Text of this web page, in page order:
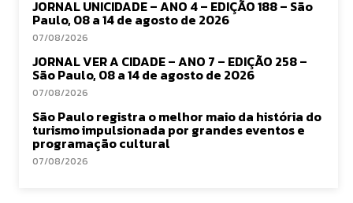
JORNAL UNICIDADE – ANO 4 – EDIÇÃO 188 – São
Paulo, 08 a 14 de agosto de 2026
07/08/2026
JORNAL VER A CIDADE – ANO 7 – EDIÇÃO 258 –
São Paulo, 08 a 14 de agosto de 2026
07/08/2026
São Paulo registra o melhor maio da história do
turismo impulsionada por grandes eventos e
programação cultural
07/08/2026